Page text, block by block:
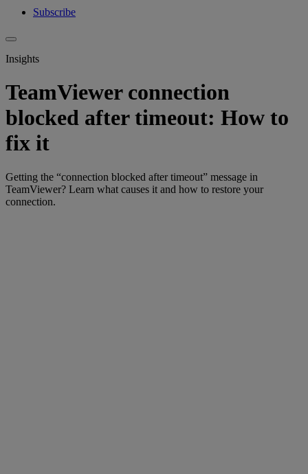
Subscribe
Insights
TeamViewer connection
blocked after timeout: How to
fix it
Getting the “connection blocked after timeout” message in
TeamViewer? Learn what causes it and how to restore your
connection.